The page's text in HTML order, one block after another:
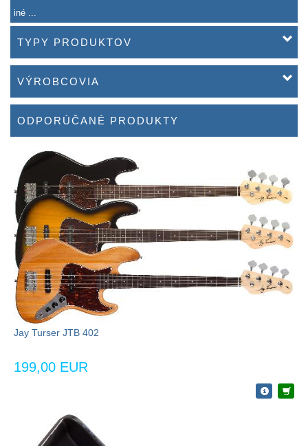
iné ...
TYPY PRODUKTOV
VÝROBCOVIA
ODPORÚČANÉ PRODUKTY
Jay Turser JTB 402
199,00 EUR